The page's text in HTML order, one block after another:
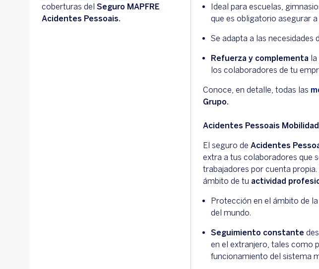
coberturas del Seguro MAPFRE
Acidentes Pessoais.
Ideal para escuelas,
que es obligatorio asegurar
Se adapta a las necesidades
Refuerza y complementa
los colaboradores de tu
Conoce, en detalle, todas las
Grupo.
Acidentes Pessoais
El seguro de Acidentes
extra a tus colaboradores que
trabajadores por cuenta
ámbito de tu actividad
Protección en el ámbito de la
del mundo.
Seguimiento constante
en el extranjero, tales como
funcionamiento del sistema